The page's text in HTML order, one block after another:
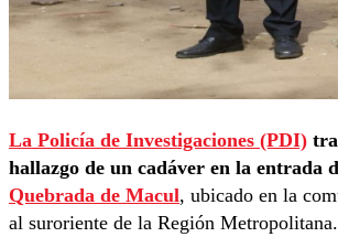
La Policía de Investigaciones (PDI)
hallazgo de un cadáver en la entrada
Quebrada de Macul, ubicado en la
al suroriente de la Región